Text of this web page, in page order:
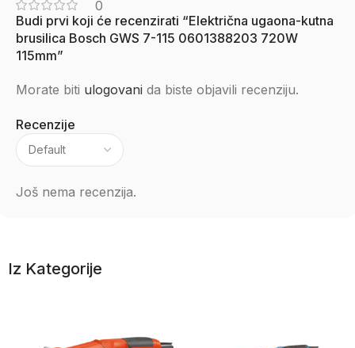
0
Recenzije
Još nema recenzija.
Budi prvi koji će recenzirati “Električna ugaona-kutna
brusilica Bosch GWS 7-115 0601388203 720W
115mm”
Morate biti ulogovani da biste objavili recenziju.
Iz Kategorije